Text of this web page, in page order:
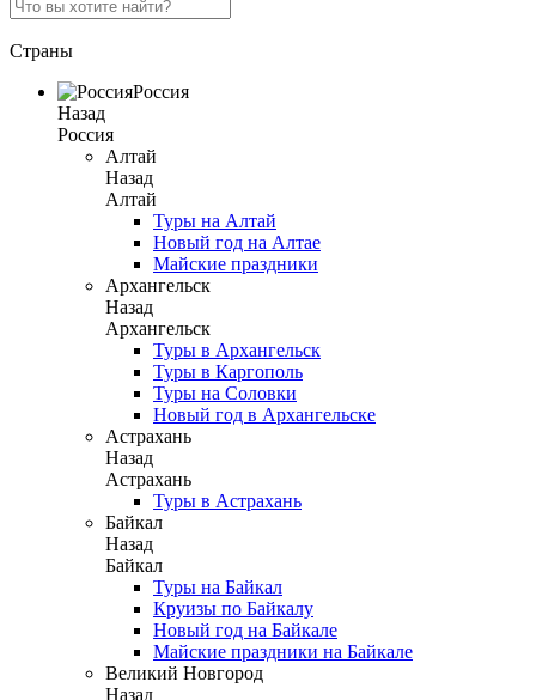
Страны
Россия
Назад
Россия
Алтай
Назад
Алтай
Туры на Алтай
Новый год на Алтае
Майские праздники
Архангельск
Назад
Архангельск
Туры в Архангельск
Туры в Каргополь
Туры на Соловки
Новый год в Архангельске
Астрахань
Назад
Астрахань
Туры в Астрахань
Байкал
Назад
Байкал
Туры на Байкал
Круизы по Байкалу
Новый год на Байкале
Майские праздники на Байкале
Великий Новгород
Назад